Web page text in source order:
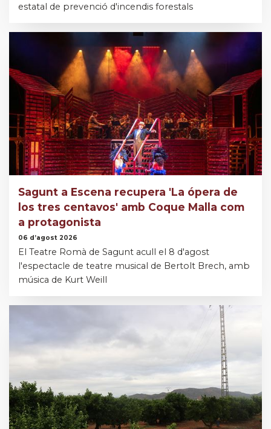
estatal de prevenció d'incendis forestals
Sagunt a Escena recupera 'La ópera de
los tres centavos' amb Coque Malla com
a protagonista
06 d’agost 2026
El Teatre Romà de Sagunt acull el 8 d'agost
l'espectacle de teatre musical de Bertolt Brech, amb
música de Kurt Weill